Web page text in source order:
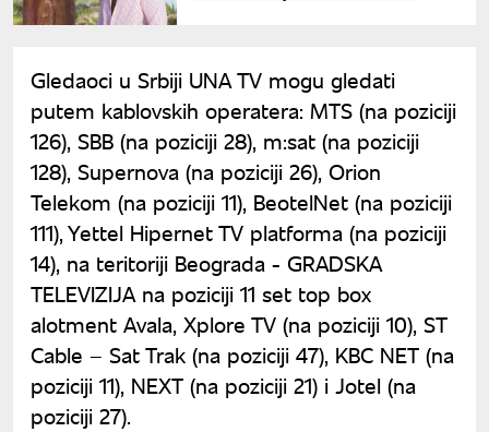
Gledaoci u Srbiji UNA TV mogu gledati
putem kablovskih operatera: MTS (na poziciji
126), SBB (na poziciji 28), m:sat (na poziciji
128), Supernova (na poziciji 26), Orion
Telekom (na poziciji 11), BeotelNet (na poziciji
111), Yettel Hipernet TV platforma (na poziciji
14), na teritoriji Beograda - GRADSKA
TELEVIZIJA na poziciji 11 set top box
alotment Avala, Xplore TV (na poziciji 10), ST
Cable – Sat Trak (na poziciji 47), KBC NET (na
poziciji 11), NEXT (na poziciji 21) i Jotel (na
poziciji 27).